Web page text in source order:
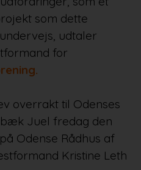
som dette
udtaler
for
overrakt til Odenses
Juel fredag den
Odense Rådhus af
Kristine Leth